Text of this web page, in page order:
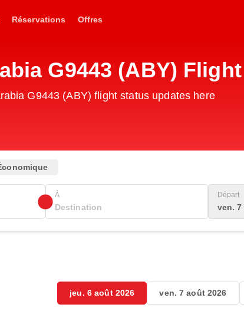
Réservations Offres
G9443 (ABY)
G9443 (ABY) flight status updates here
À Départ
ven. 7
jeu. 6 août 2026 ven. 7 août 2026